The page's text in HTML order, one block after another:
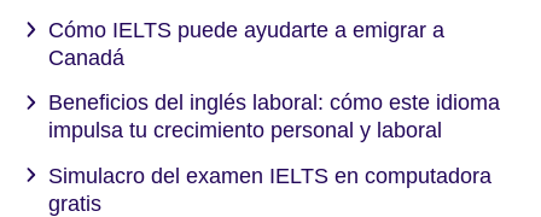
Cómo IELTS puede ayudarte a emigrar a
Canadá
Beneficios del inglés laboral: cómo este idioma
impulsa tu crecimiento personal y laboral
Simulacro del examen IELTS en computadora
gratis